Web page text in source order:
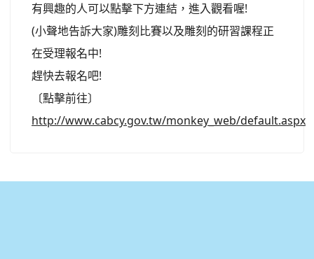
有興趣的人可以點擊下方連結，進入觀看喔!
(小聲地告訴大家)雕刻比賽以及雕刻的研習課程正
在受理報名中!
趕快去報名吧!
〔點擊前往〕
http://www.cabcy.gov.tw/monkey_web/default.aspx